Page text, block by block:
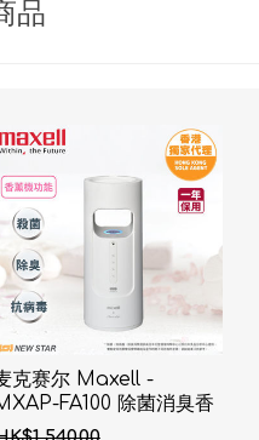
品
克赛尔 Maxell -
FA100 除菌消臭香
机